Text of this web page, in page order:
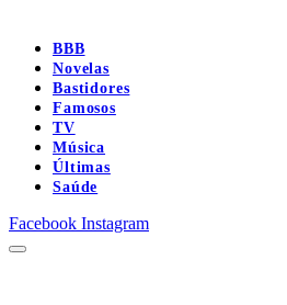
BBB
Novelas
Bastidores
Famosos
TV
Música
Últimas
Saúde
Facebook Instagram